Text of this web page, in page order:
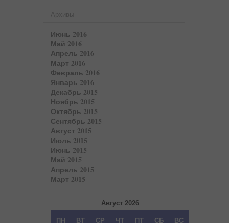
Архивы
Июнь 2016
Май 2016
Апрель 2016
Март 2016
Февраль 2016
Январь 2016
Декабрь 2015
Ноябрь 2015
Октябрь 2015
Сентябрь 2015
Август 2015
Июль 2015
Июнь 2015
Май 2015
Апрель 2015
Март 2015
Август 2026
ПН ВТ СР ЧТ ПТ СБ ВС